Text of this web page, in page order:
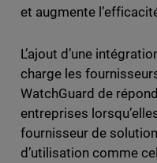
et augmente
L’ajout d’une
charge les
WatchGuard de
entreprises
fournisseur de
d’utilisation comme